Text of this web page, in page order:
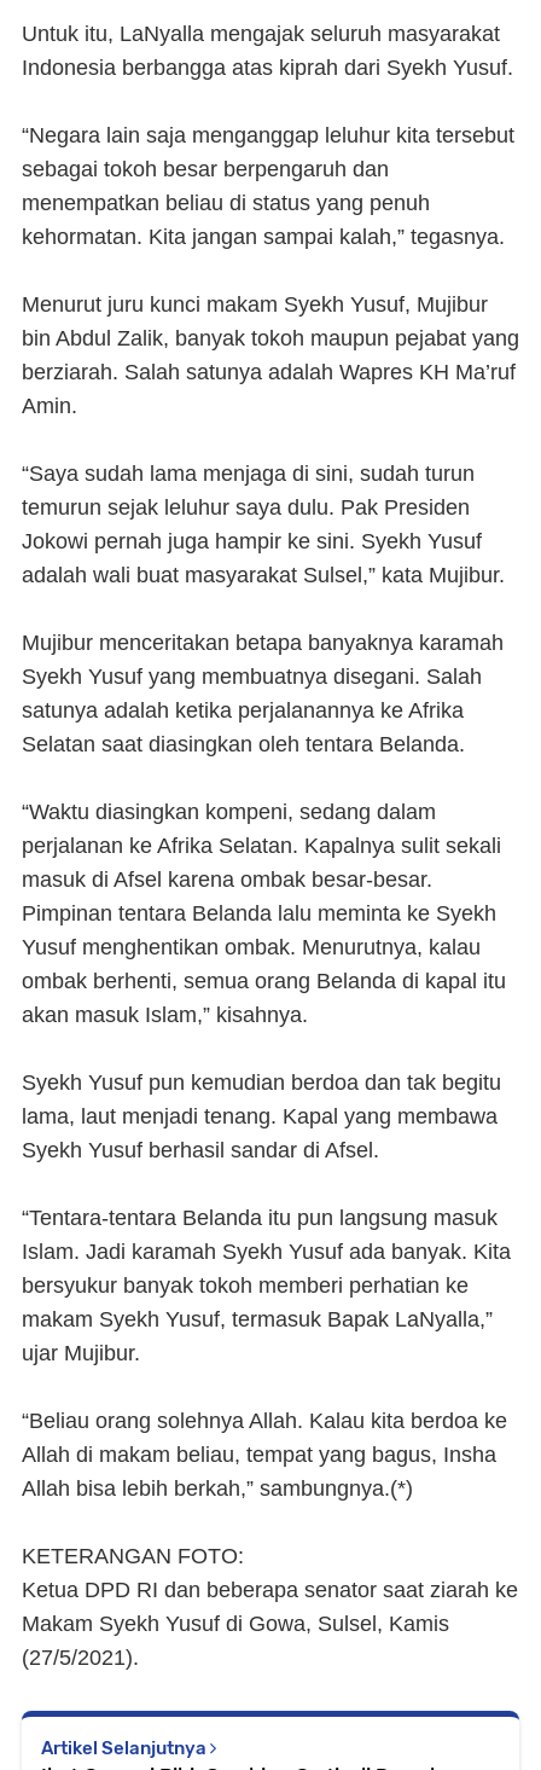
Untuk itu, LaNyalla mengajak seluruh masyarakat
Indonesia berbangga atas kiprah dari Syekh Yusuf.
“Negara lain saja menganggap leluhur kita tersebut
sebagai tokoh besar berpengaruh dan
menempatkan beliau di status yang penuh
kehormatan. Kita jangan sampai kalah,” tegasnya.
Menurut juru kunci makam Syekh Yusuf, Mujibur
bin Abdul Zalik, banyak tokoh maupun pejabat yang
berziarah. Salah satunya adalah Wapres KH Ma’ruf
Amin.
“Saya sudah lama menjaga di sini, sudah turun
temurun sejak leluhur saya dulu. Pak Presiden
Jokowi pernah juga hampir ke sini. Syekh Yusuf
adalah wali buat masyarakat Sulsel,” kata Mujibur.
Mujibur menceritakan betapa banyaknya karamah
Syekh Yusuf yang membuatnya disegani. Salah
satunya adalah ketika perjalanannya ke Afrika
Selatan saat diasingkan oleh tentara Belanda.
“Waktu diasingkan kompeni, sedang dalam
perjalanan ke Afrika Selatan. Kapalnya sulit sekali
masuk di Afsel karena ombak besar-besar.
Pimpinan tentara Belanda lalu meminta ke Syekh
Yusuf menghentikan ombak. Menurutnya, kalau
ombak berhenti, semua orang Belanda di kapal itu
akan masuk Islam,” kisahnya.
Syekh Yusuf pun kemudian berdoa dan tak begitu
lama, laut menjadi tenang. Kapal yang membawa
Syekh Yusuf berhasil sandar di Afsel.
“Tentara-tentara Belanda itu pun langsung masuk
Islam. Jadi karamah Syekh Yusuf ada banyak. Kita
bersyukur banyak tokoh memberi perhatian ke
makam Syekh Yusuf, termasuk Bapak LaNyalla,”
ujar Mujibur.
“Beliau orang solehnya Allah. Kalau kita berdoa ke
Allah di makam beliau, tempat yang bagus, Insha
Allah bisa lebih berkah,” sambungnya.(*)
KETERANGAN FOTO:
Ketua DPD RI dan beberapa senator saat ziarah ke
Makam Syekh Yusuf di Gowa, Sulsel, Kamis
(27/5/2021).
Artikel Selanjutnya